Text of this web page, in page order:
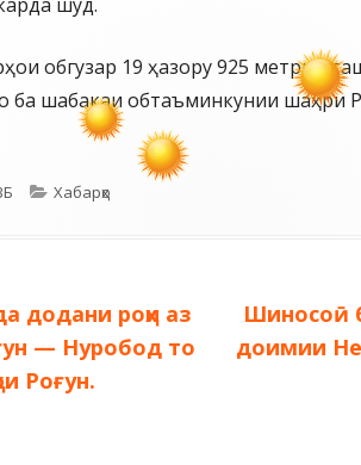
обгузар 19 ҳазору 925 метрро
ба шабакаи обтаъминкунии шаҳри
Рубрики
Хабарҳо
додани роҳи аз
— Нуробод то
Роғун.
запись:
Шиносоӣ
доимии